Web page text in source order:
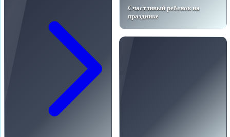
Счастливый ребенок на
празднике